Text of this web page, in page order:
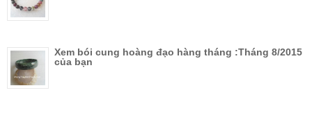
Xem bói cung hoàng đạo hàng tháng :Tháng 8/2015
của bạn